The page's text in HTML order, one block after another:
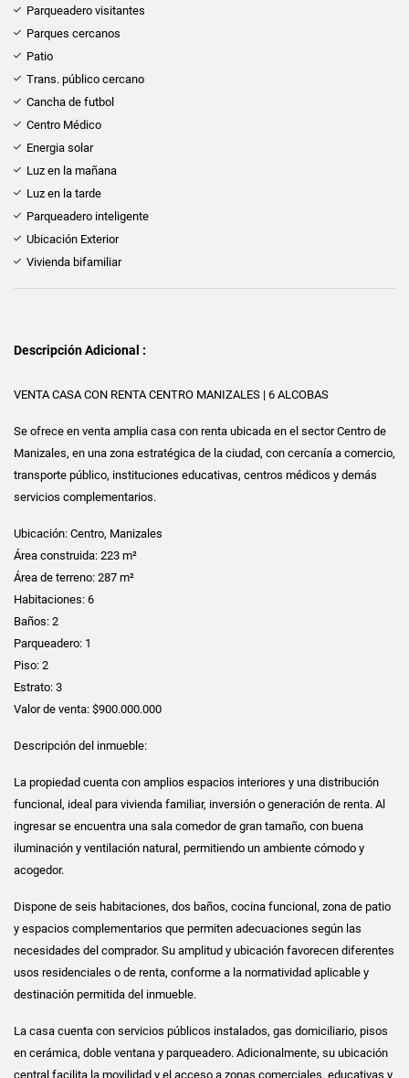
Parqueadero visitantes
Parques cercanos
Patio
Trans. público cercano
Cancha de futbol
Centro Médico
Energia solar
Luz en la mañana
Luz en la tarde
Parqueadero inteligente
Ubicación Exterior
Vivienda bifamiliar
Descripción Adicional :
VENTA CASA CON RENTA CENTRO MANIZALES | 6 ALCOBAS
Se ofrece en venta amplia casa con renta ubicada en el sector Centro de
Manizales, en una zona estratégica de la ciudad, con cercanía a comercio,
transporte público, instituciones educativas, centros médicos y demás
servicios complementarios.
Ubicación: Centro, Manizales
Área construida: 223 m²
Área de terreno: 287 m²
Habitaciones: 6
Baños: 2
Parqueadero: 1
Piso: 2
Estrato: 3
Valor de venta: $900.000.000
Descripción del inmueble:
La propiedad cuenta con amplios espacios interiores y una distribución
funcional, ideal para vivienda familiar, inversión o generación de renta. Al
ingresar se encuentra una sala comedor de gran tamaño, con buena
iluminación y ventilación natural, permitiendo un ambiente cómodo y
acogedor.
Dispone de seis habitaciones, dos baños, cocina funcional, zona de patio
y espacios complementarios que permiten adecuaciones según las
necesidades del comprador. Su amplitud y ubicación favorecen diferentes
usos residenciales o de renta, conforme a la normatividad aplicable y
destinación permitida del inmueble.
La casa cuenta con servicios públicos instalados, gas domiciliario, pisos
en cerámica, doble ventana y parqueadero. Adicionalmente, su ubicación
central facilita la movilidad y el acceso a zonas comerciales, educativas y